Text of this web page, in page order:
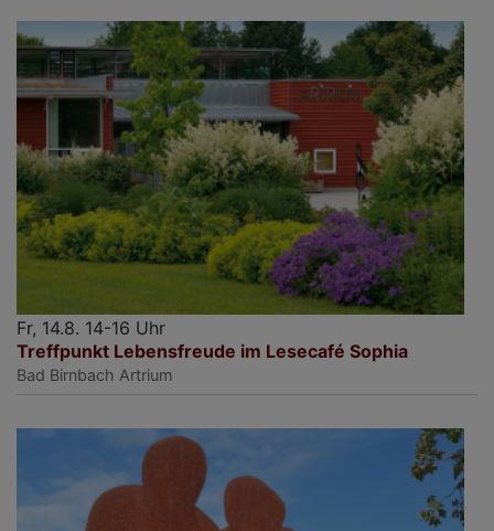
Fr, 14.8. 14-16 Uhr
Treffpunkt Lebensfreude im Lesecafé Sophia
Bad Birnbach Artrium